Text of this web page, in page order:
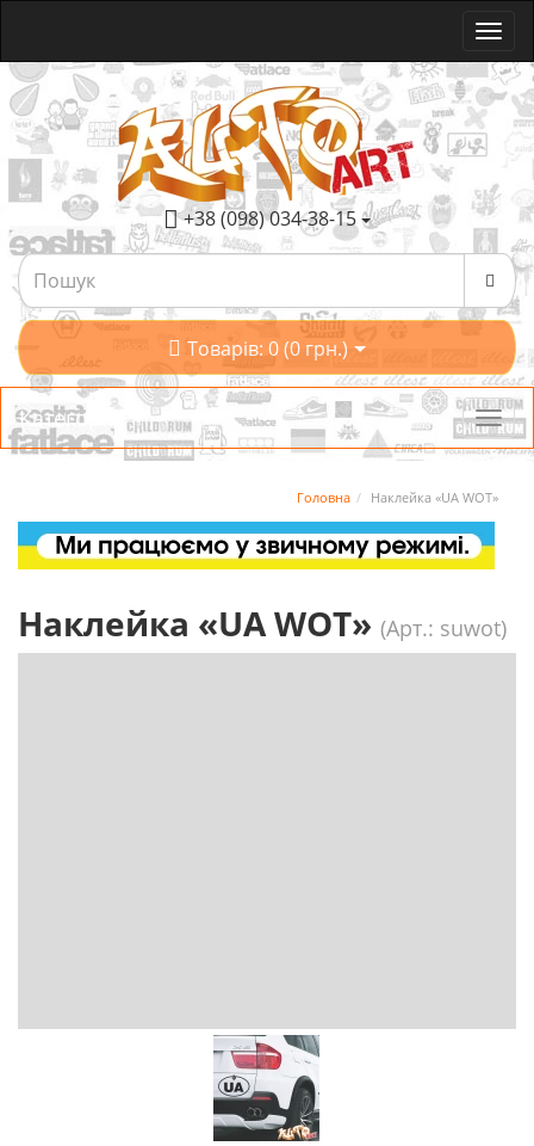
+38 (098) 034-38-15
Товарів: 0 (0 грн.)
Категорії
Головна Наклейка «UA WOT»
Наклейка «UA WOT» (Арт.: suwot)